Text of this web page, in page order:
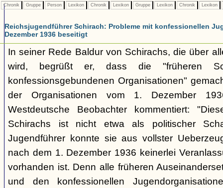
Chronik Gruppe Person Lexikon Chronik Lexikon Gruppe Lexikon Chronik Lexikon
Reichsjugendführer Schirach: Probleme mit konfessionellen
Dezember 1936 beseitigt
In seiner Rede Baldur von Schirachs, die über
wird, begrüßt er, dass die "früheren
konfessionsgebundenen Organisationen"
der Organisationen vom 1. Dezember
Westdeutsche Beobachter kommentiert:
Schirachs ist nicht etwa als politischer
Jugendführer konnte sie aus vollster
nach dem 1. Dezember 1936 keinerlei
vorhanden ist. Denn alle früheren
und den konfessionellen